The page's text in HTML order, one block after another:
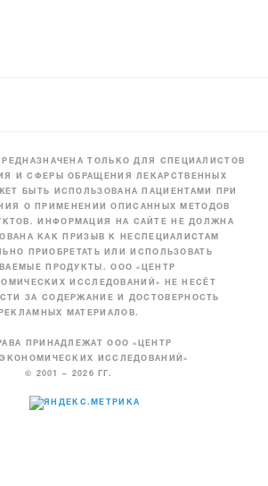
ТОЛЬКО ДЛЯ СПЕЦИАЛИСТОВ
И СФЕРЫ ОБРАЩЕНИЯ ЛЕКАРСТВЕННЫХ
БЫТЬ ИСПОЛЬЗОВАНА ПАЦИЕНТАМИ ПРИ
О ПРИМЕНЕНИИ ОПИСАННЫХ МЕТОДОВ
ИНФОРМАЦИЯ НА САЙТЕ НЕ ДОЛЖНА
КАК ПРИЗЫВ К НЕСПЕЦИАЛИСТАМ
ПРИОБРЕТАТЬ ИЛИ ИСПОЛЬЗОВАТЬ
ПРОДУКТЫ. ООО «ЦЕНТР
ИССЛЕДОВАНИЙ» НЕ НЕСЁТ
ЗА СОДЕРЖАНИЕ И ДОСТОВЕРНОСТЬ
РЕКЛАМНЫХ МАТЕРИАЛОВ.
ПРИНАДЛЕЖАТ ООО «ЦЕНТР
ИССЛЕДОВАНИЙ»
© 2001 – 2026 ГГ.